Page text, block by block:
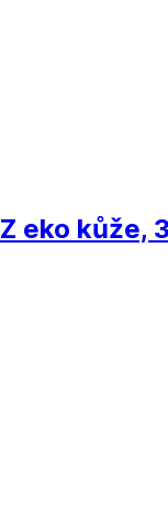
Z eko kůže,